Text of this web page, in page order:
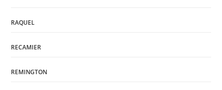
RAQUEL
RECAMIER
REMINGTON